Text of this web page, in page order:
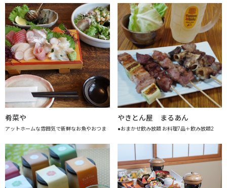
肴菜や
アットホームな雰囲気で新鮮なお魚やおつま
やきとん屋 まるあん
●おまかせ飲み放題 お料理7品＋飲み放題2